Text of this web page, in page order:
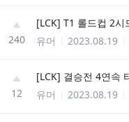
240
유머
2023.08.19
12
유머
2023.08.19